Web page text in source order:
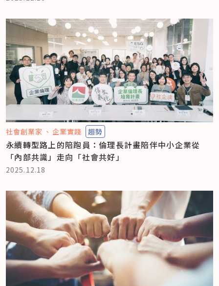
社會創業家 企業實踐 趨勢
永續轉型路上的陪跑員：倫理長計畫陪伴中小企業從
「內部共識」走向「社會共好」
2025.12.18